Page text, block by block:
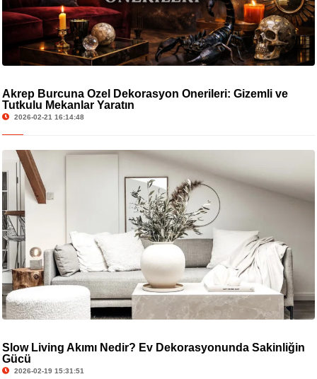
Akrep Burcuna Özel Dekorasyon Önerileri: Gizemli ve
Tutkulu Mekanlar Yaratın
2026-02-21 16:14:48
Slow Living Akımı Nedir? Ev Dekorasyonunda Sakinliğin
Gücü
2026-02-19 15:31:51